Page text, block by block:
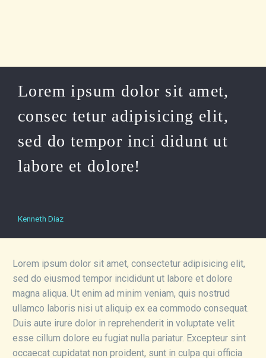
Lorem ipsum dolor sit amet,
consec tetur adipisicing elit,
sed do tempor inci didunt ut
labore et dolore!
Kenneth Diaz
Lorem ipsum dolor sit amet, consectetur adipisicing elit,
sed do eiusmod tempor incididunt ut labore et dolore
magna aliqua. Ut enim ad minim veniam, quis nostrud
ullamco laboris nisi ut aliquip ex ea commodo consequat.
Duis aute irure dolor in reprehenderit in voluptate velit
esse cillum dolore eu fugiat nulla pariatur. Excepteur sint
occaecat cupidatat non proident, sunt in culpa qui officia